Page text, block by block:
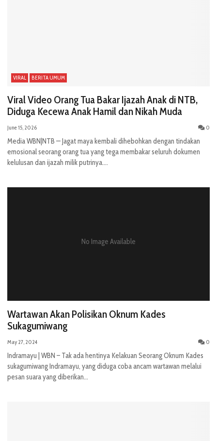
VIRAL BERITA UMUM
Viral Video Orang Tua Bakar Ijazah Anak di NTB,
Diduga Kecewa Anak Hamil dan Nikah Muda
June 15, 2026 0
Media WBN|NTB — Jagat maya kembali dihebohkan dengan tindakan
emosional seorang orang tua yang tega membakar seluruh dokumen
kelulusan dan ijazah milik putrinya....
No Image Available
Wartawan Akan Polisikan Oknum Kades
Sukagumiwang
May 27, 2024 0
Indramayu | WBN – Tak ada hentinya Kelakuan Seorang Oknum Kades
sukagumiwang Indramayu, yang diduga coba ancam wartawan melalui
pesan suara yang diberikan...